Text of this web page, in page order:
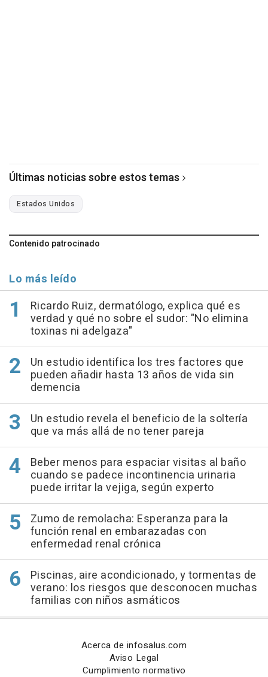
Últimas noticias sobre estos temas
Estados Unidos
Contenido patrocinado
Lo más leído
Ricardo Ruiz, dermatólogo, explica qué es
verdad y qué no sobre el sudor: "No elimina
toxinas ni adelgaza"
Un estudio identifica los tres factores que
pueden añadir hasta 13 años de vida sin
demencia
Un estudio revela el beneficio de la soltería
que va más allá de no tener pareja
Beber menos para espaciar visitas al baño
cuando se padece incontinencia urinaria
puede irritar la vejiga, según experto
Zumo de remolacha: Esperanza para la
función renal en embarazadas con
enfermedad renal crónica
Piscinas, aire acondicionado, y tormentas de
verano: los riesgos que desconocen muchas
familias con niños asmáticos
Acerca de infosalus.com
Aviso Legal
Cumplimiento normativo